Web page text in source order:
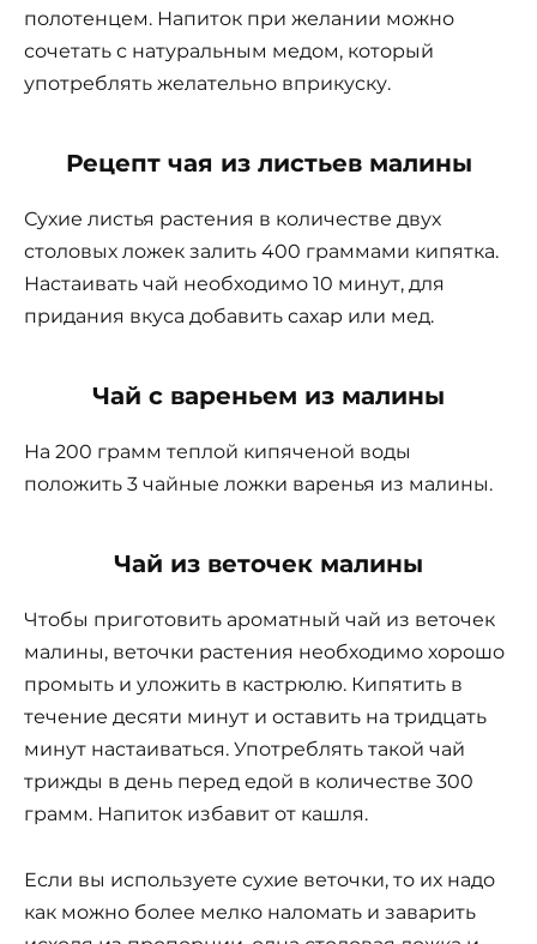
полотенцем. Напиток при желании можно
сочетать с натуральным медом, который
употреблять желательно вприкуску.
Рецепт чая из листьев малины
Сухие листья растения в количестве двух
столовых ложек залить 400 граммами кипятка.
Настаивать чай необходимо 10 минут, для
придания вкуса добавить сахар или мед.
Чай с вареньем из малины
На 200 грамм теплой кипяченой воды
положить 3 чайные ложки варенья из малины.
Чай из веточек малины
Чтобы приготовить ароматный чай из веточек
малины, веточки растения необходимо хорошо
промыть и уложить в кастрюлю. Кипятить в
течение десяти минут и оставить на тридцать
минут настаиваться. Употреблять такой чай
трижды в день перед едой в количестве 300
грамм. Напиток избавит от кашля.
Если вы используете сухие веточки, то их надо
как можно более мелко наломать и заварить